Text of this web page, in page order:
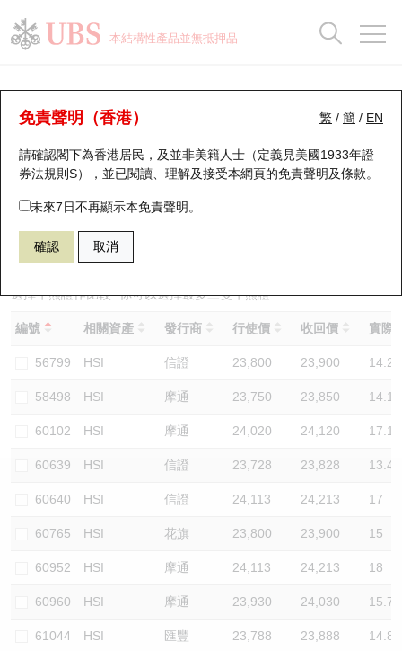
本結構性產品並無抵押品
繁 / 簡 / EN
免責聲明（香港）
請確認閣下為香港居民，及並非美籍人士（定義見美國1933年證
券法規則S），並已閱讀、理解及接受本網頁的免責聲明及條款。
未來7日不再顯示本免責聲明。
確認 取消
牛熊證分析儀
表現 街貨統計 比較
67440 瑞銀牛證 HSI 恒生指數
選擇牛熊證作比較 *你可以選擇最多三隻牛熊證
編號 相關資產 發行商 行使價 收回價 實際
56799 HSI 信證 23,800 23,900 14.2
58498 HSI 摩通 23,750 23,850 14.1
60102 HSI 摩通 24,020 24,120 17.1
60639 HSI 信證 23,728 23,828 13.4
60640 HSI 信證 24,113 24,213 17
60765 HSI 花旗 23,800 23,900 15
60952 HSI 摩通 24,113 24,213 18
60960 HSI 摩通 23,930 24,030 15.7
61044 HSI 匯豐 23,788 23,888 14.8
瑞銀認股證一覽
新發行瑞銀認股證
即將到期認股證
認股證到期結算價查詢
認股證分析儀
認股證速算機
認股證/牛熊證日誌
認股證文件及公告
街貨統計
比較
牛熊全景快搜
牛熊證搜尋
牛熊證街貨分佈圖
正股牛熊證列表
新發行瑞銀牛熊證
已收回牛熊證剩餘價值
牛熊證到期結算價查詢
牛熊證分析儀
牛熊證文件及公告
牛熊證文件及公告 (瑞信)
街貨統計
比較
十大升幅/跌幅
十大認股證成交分佈
十天股證佔大市成交
資金流
街貨統計
三十大平均引伸波幅
正股分析儀
二十大活躍股份
恒指成份股
國指成份股
科指成份股
相關資產沽空
中資ETFs溢價比較
AH 股價對照
ADR
收市競價變化
持股比重
顯示所有持股比重
每月輪證大市專題
輪證專欄
講座及教育短片
認股證投資者教育
牛熊證投資者教育
認股證牛熊證常問問題